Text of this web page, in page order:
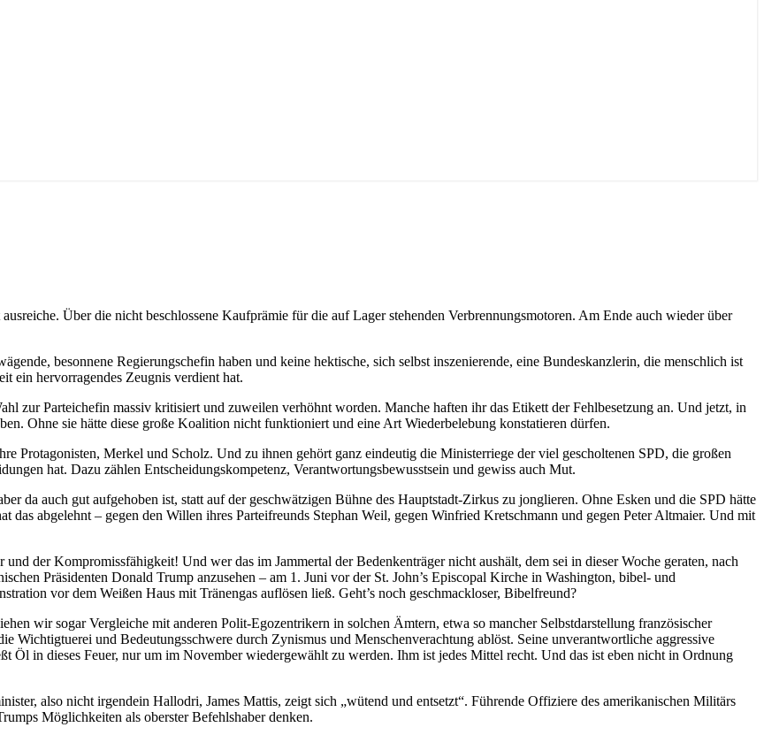
Über die nicht beschlossene Kaufprämie für die auf Lager stehenden Verbrennungsmotoren. Am Ende auch wieder über
besonnene Regierungschefin haben und keine hektische, sich selbst inszenierende, eine Bundeskanzlerin, die menschlich ist
ein hervorragendes Zeugnis verdient hat.
zur Parteichefin massiv kritisiert und zuweilen verhöhnt worden. Manche haften ihr das Etikett der Fehlbesetzung an. Und jetzt, in
Ohne sie hätte diese große Koalition nicht funktioniert und eine Art Wiederbelebung konstatieren dürfen.
Protagonisten, Merkel und Scholz. Und zu ihnen gehört ganz eindeutig die Ministerriege der viel gescholtenen SPD, die großen
hat. Dazu zählen Entscheidungskompetenz, Verantwortungsbewusstsein und gewiss auch Mut.
da auch gut aufgehoben ist, statt auf der geschwätzigen Bühne des Hauptstadt-Zirkus zu jonglieren. Ohne Esken und die SPD hätte
das abgelehnt – gegen den Willen ihres Parteifreunds Stephan Weil, gegen Winfried Kretschmann und gegen Peter Altmaier. Und mit
der Kompromissfähigkeit! Und wer das im Jammertal der Bedenkenträger nicht aushält, dem sei in dieser Woche geraten, nach
Präsidenten Donald Trump anzusehen – am 1. Juni vor der St. John’s Episcopal Kirche in Washington, bibel- und
vor dem Weißen Haus mit Tränengas auflösen ließ. Geht’s noch geschmackloser, Bibelfreund?
wir sogar Vergleiche mit anderen Polit-Egozentrikern in solchen Ämtern, etwa so mancher Selbstdarstellung französischer
Wichtigtuerei und Bedeutungsschwere durch Zynismus und Menschenverachtung ablöst. Seine unverantwortliche aggressive
Öl in dieses Feuer, nur um im November wiedergewählt zu werden. Ihm ist jedes Mittel recht. Und das ist eben nicht in Ordnung
also nicht irgendein Hallodri, James Mattis, zeigt sich „wütend und entsetzt“. Führende Offiziere des amerikanischen Militärs
Möglichkeiten als oberster Befehlshaber denken.